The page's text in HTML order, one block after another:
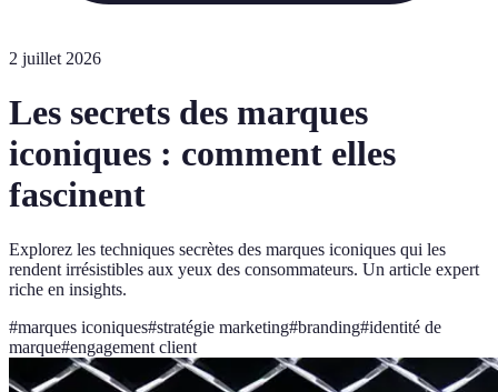
2 juillet 2026
Les secrets des marques
iconiques : comment elles
fascinent
Explorez les techniques secrètes des marques iconiques qui les
rendent irrésistibles aux yeux des consommateurs. Un article expert
riche en insights.
#marques iconiques#stratégie marketing#branding#identité de
marque#engagement client